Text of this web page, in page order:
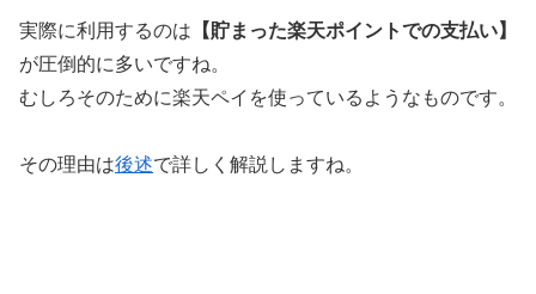
実際に利用するのは 【貯まった楽天ポイントでの支払い】
が圧倒的に多いですね。
むしろそのために楽天ペイを使っているようなものです。
その理由は後述で詳しく解説しますね。